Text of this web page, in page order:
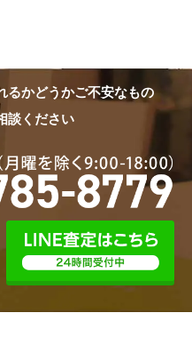
るかどうかご不安なもの
談ください